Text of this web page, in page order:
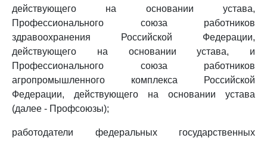
действующего на основании устава,
Профессионального союза работников
здравоохранения Российской Федерации,
действующего на основании устава, и
Профессионального союза работников
агропромышленного комплекса Российской
Федерации, действующего на основании устава
(далее - Профсоюзы);
работодатели федеральных государственных